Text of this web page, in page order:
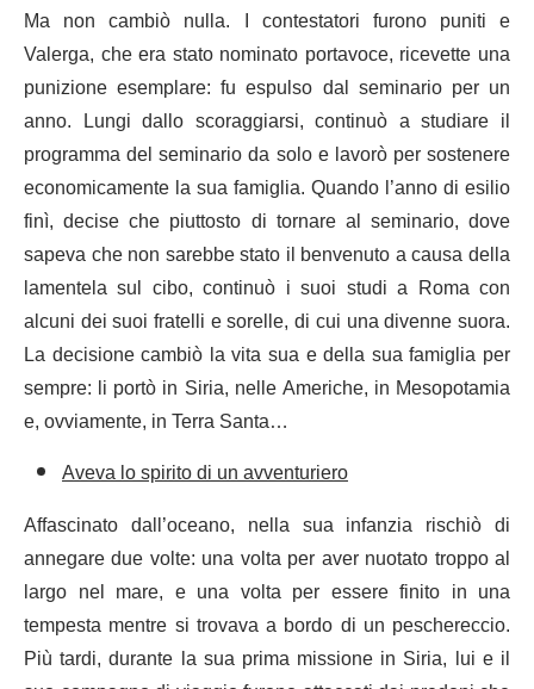
Ma non cambiò nulla. I contestatori furono puniti e
Valerga, che era stato nominato portavoce, ricevette una
punizione esemplare: fu espulso dal seminario per un
anno. Lungi dallo scoraggiarsi, continuò a studiare il
programma del seminario da solo e lavorò per sostenere
economicamente la sua famiglia. Quando l’anno di esilio
finì, decise che piuttosto di tornare al seminario, dove
sapeva che non sarebbe stato il benvenuto a causa della
lamentela sul cibo, continuò i suoi studi a Roma con
alcuni dei suoi fratelli e sorelle, di cui una divenne suora.
La decisione cambiò la vita sua e della sua famiglia per
sempre: li portò in Siria, nelle Americhe, in Mesopotamia
e, ovviamente, in Terra Santa…
Aveva lo spirito di un avventuriero
Affascinato dall’oceano, nella sua infanzia rischiò di
annegare due volte: una volta per aver nuotato troppo al
largo nel mare, e una volta per essere finito in una
tempesta mentre si trovava a bordo di un peschereccio.
Più tardi, durante la sua prima missione in Siria, lui e il